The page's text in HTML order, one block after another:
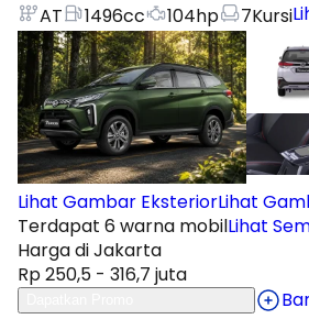
AT 1496cc 104hp 7Kursi
Lihat Gambar EksteriorLihat
Terdapat 6 warna mobilLihat
Harga di Jakarta
Rp 250,5 - 316,7 juta